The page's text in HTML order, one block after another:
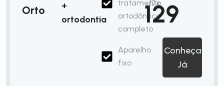
Orto
+
ortodontia
tratamento
ortodôntico
completo
Aparelho
fixo
129
12x
Conheça
Já